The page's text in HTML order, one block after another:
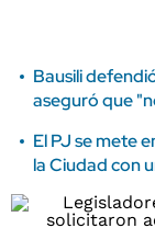
Bausili
aseguró que
El PJ se mete
la Ciudad con